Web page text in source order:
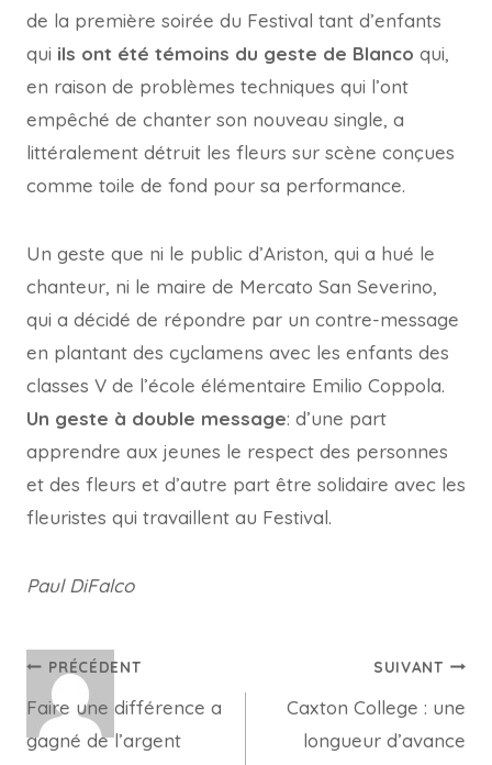
de la première soirée du Festival tant d’enfants
qui ils ont été témoins du geste de Blanco qui,
en raison de problèmes techniques qui l’ont
empêché de chanter son nouveau single, a
littéralement détruit les fleurs sur scène conçues
comme toile de fond pour sa performance.
Un geste que ni le public d’Ariston, qui a hué le
chanteur, ni le maire de Mercato San Severino,
qui a décidé de répondre par un contre-message
en plantant des cyclamens avec les enfants des
classes V de l’école élémentaire Emilio Coppola.
Un geste à double message: d’une part
apprendre aux jeunes le respect des personnes
et des fleurs et d’autre part être solidaire avec les
fleuristes qui travaillent au Festival.
Paul DiFalco
Navigation
de
PRÉCÉDENT
Faire une différence a
gagné de l’argent
SUIVANT
Caxton College : une
longueur d’avance